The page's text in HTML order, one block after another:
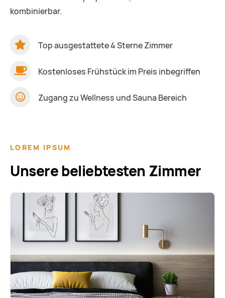
kombinierbar.
Top ausgestattete 4 Sterne Zimmer
Kostenloses Frühstück im Preis inbegriffen
Zugang zu Wellness und Sauna Bereich
LOREM IPSUM
Unsere beliebtesten Zimmer